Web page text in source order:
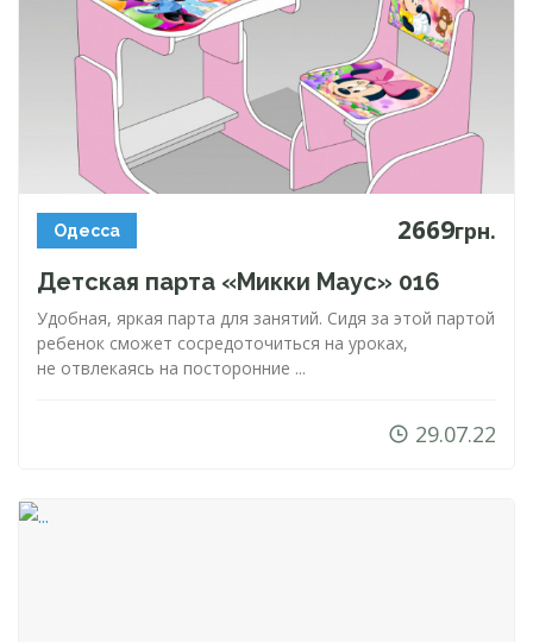
Одесса 2669грн.
Детская парта «Микки Маус» 016
Удобная, яркая парта для занятий. Сидя за этой партой
ребенок сможет сосредоточиться на уроках,
не отвлекаясь на посторонние ...
29.07.22